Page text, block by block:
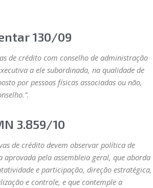
130/09
de crédito com conselho de administração
a ele subordinada, na qualidade de
por pessoas físicas associadas ou não,
3.859/10
de crédito devem observar política de
aprovada pela assembleia geral, que aborda
e participação, direção estratégica,
e controle, e que contemple a